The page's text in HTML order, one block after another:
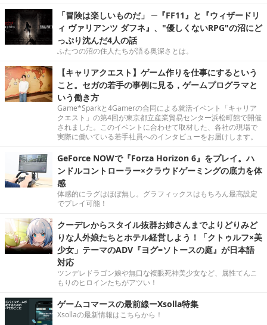
「冒険は楽しいものだ」 ─『FF11』と『ウィザードリ
ィ ヴァリアンツ ダフネ』、"優しくないRPG"の沼にど
っぷり沈んだ4人の話
ふたつの沼の住人たちが語る奥深さとは。
【キャリアクエスト】ゲーム作りを仕事にするという
こと。セガの若手の事例に見る，ゲームプログラマと
いう働き方
Game*Sparkと4Gamerの合同による就活イベント「キャリア
クエスト」の第4回が東京都立産業貿易センター浜松町館で開催
されました。このイベントに合わせて取材した、各社の現場で
実際に働いている若手社員へのインタビューをお届けします。
GeForce NOWで『Forza Horizon 6』をプレイ。ハ
ンドルコントローラー×クラウドゲーミングの底力を体
感
体感的にラグはほぼ無し。グラフィックスはもちろん最高設定
でプレイ可能！
クーデレからスタイル抜群お姉さんまでよりどりみど
りな人外娘たちとホテル経営しよう！「クトゥルフ×美
少女」テーマのADV『ヨグ=ソトースの庭』が日本語
対応
ツンデレドラゴン娘や無口な複眼死神美少女など、属性てんこ
もりのヒロインたちがアツい！
ゲームコマースの最前線ーXsolla特集
Xsollaの最新情報はこちらから！